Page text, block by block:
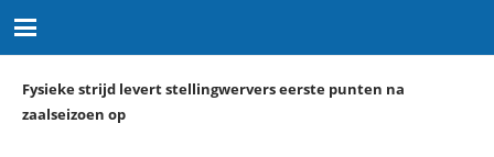
Fysieke strijd levert stellingwervers eerste punten na
zaalseizoen op